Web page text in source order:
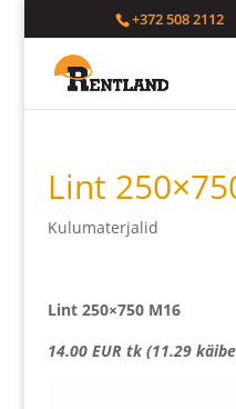
+372 508 2112
Lint
Kulumaterjalid
Lint 250×750 M16
14.00 EUR tk (11.29